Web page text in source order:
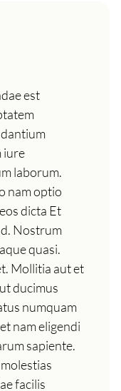
est
iure
laborum.
nam optio
dicta Et
Nostrum
quasi.
Mollitia aut et
ducimus
numquam
nam eligendi
sapiente.
facilis